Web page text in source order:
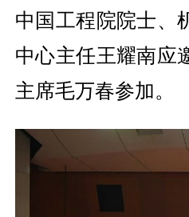
中国工程院院士、
中心主任王耀南应
主席毛万春参加。